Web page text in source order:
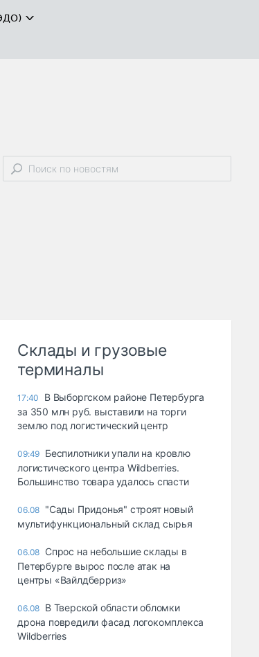
Склады и грузовые
терминалы
17:40
В Выборгском районе Петербурга
за 350 млн руб. выставили на торги
землю под логистический центр
09:49 Беспилотники упали на кровлю
логистического центра Wildberries.
Большинство товара удалось спасти
06.08 "Сады Придонья" строят новый
мультифункциональный склад сырья
06.08 Спрос на небольшие склады в
Петербурге вырос после атак на
центры «Вайлдберриз»
06.08 В Тверской области обломки
дрона повредили фасад логокомплекса
Wildberries